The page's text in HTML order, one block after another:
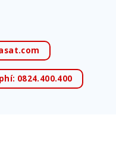
0824.400.400